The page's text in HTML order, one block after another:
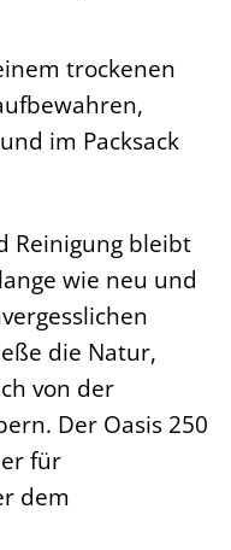
trockenen
im Packsack
Reinigung bleibt
wie neu und
die Natur,
von der
Der Oasis 250
für
dem